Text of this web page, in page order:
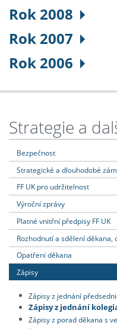
Rok 2008
Rok 2007
Rok 2006
Strategie a
Bezpečnost
Strategické a dlouhodobé
FF UK pro udržitelnost
Výroční zprávy
Platné vnitřní předpisy FF UK
Rozhodnutí a sdělení
Opatření děkana
Zápisy
Zápisy z jednání
Zápisy z jednání
Zápisy z porad děkana s